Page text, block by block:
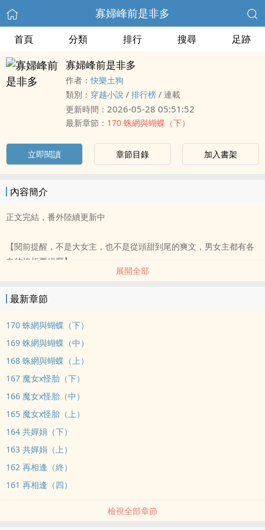
寡婦峰前是非多
首頁 分類 排行 搜尋 足跡
寡婦峰前是非多
作者：快樂土狗
類別： 穿越小說 / 排行榜 / 連載
更新時間： 2026-05-28 05:51:52
最新章節： 170 蛛網與蝴蝶（下）
立即閱讀 章節目錄 加入書架
內容簡介
正文完結，番外陸續更新中
【閱前提醒，不是大女主，也不是從頭甜到尾的爽文，男女主都有各
自的挫折要經歷】
劍蕩虛清境，白衣震九州的無衍道君猝不及防殞身，
只留下一位不學無術的道侶。
傳聞他的道侶靈根皆無，
又是個嬌氣任性的廢物，
偏偏生了一張不得了的美麗面孔。
……
展開全部
最新章節
170 蛛網與蝴蝶（下）
169 蛛網與蝴蝶（中）
168 蛛網與蝴蝶（上）
167 魔女x怪胎（下）
166 魔女x怪胎（中）
165 魔女x怪胎（上）
164 共嬋娟（下）
163 共嬋娟（上）
162 再相逢（終）
161 再相逢（四）
檢視全部章節